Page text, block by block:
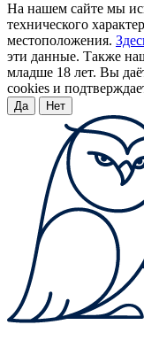
На нашем сайте мы
технического
местоположения.
эти данные. Также
младше 18 лет. Вы
cookies и
Да Нет